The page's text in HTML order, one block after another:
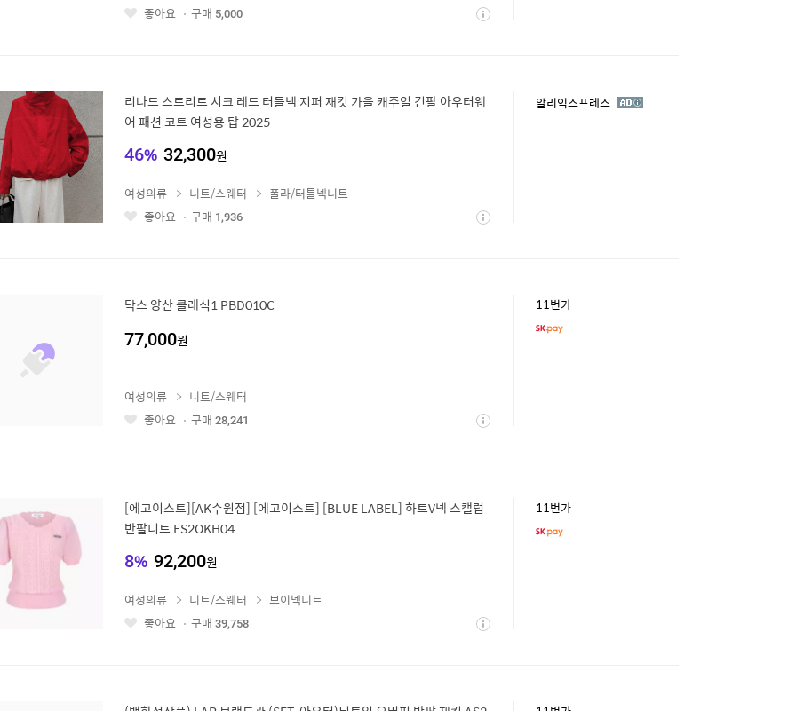
좋 상
좋아요
구매 5,000
리나드 스트리트 시크 레드 터틀넥 지퍼 재킷 가을 캐주얼 긴팔 아우터웨
어 패션 코트 여성용 탑 2025
46% 32,300원
알리익스프레스 광
좋 상
여성의류 니트/스웨터
폴라/터틀넥니트
좋아요
구매 1,936
닥스 양산 클래식1 PBD010C
77,000원
11번가
좋 상
여성의류
니트/스웨터
좋아요
구매 28,241
[에고이스트][AK수원점] [에고이스트] [BLUE LABEL] 하트V넥 스캘럽
반팔니트 ES2OKH04
8% 92,200원
11번가
좋 상
여성의류 니트/스웨터
브이넥니트
좋아요
구매 39,758